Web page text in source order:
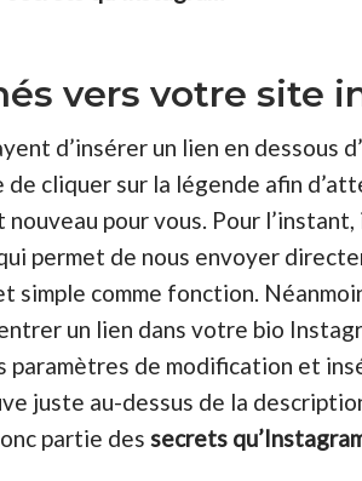
vers votre site
d’insérer un lien en dessous
cliquer sur la légende afin
pour vous. Pour
permet de nous envoyer
comme fonction.
un lien dans votre bio
paramètres de modification et
juste au-dessus de la
partie des secrets